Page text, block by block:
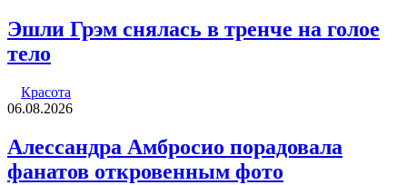
Эшли Грэм снялась в тренче на голое
тело
Красота
06.08.2026
Алессандра Амбросио порадовала
фанатов откровенным фото